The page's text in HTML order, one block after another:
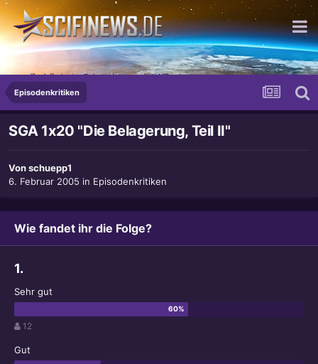
...die höchste Erleuchtung der Sünde
Episodenkritiken
SGA 1x20 "Die Belagerung, Teil II"
Vonschuepp1
6. Februar 2005 in Episodenkritiken
Wie fandet ihr die Folge?
1.
Sehr gut
12
Gut